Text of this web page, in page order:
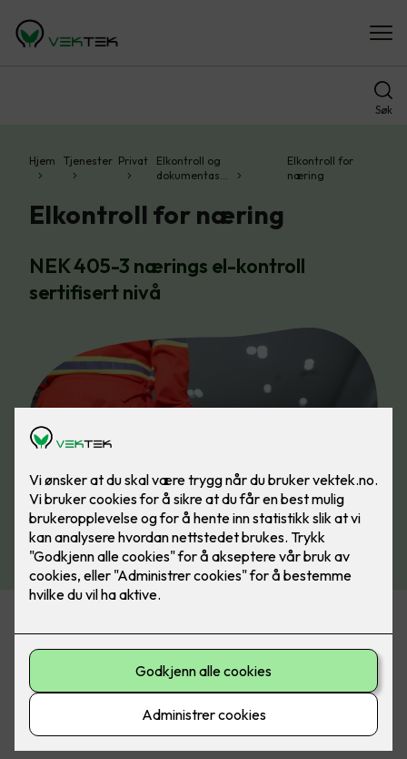
Søk
Hjem Tjenester Privat
Elkontroll og
dokumentas…
Elkontroll for
næring
Elkontroll for næring
NEK 405-3 nærings el-kontroll
sertifisert nivå
Økende krav om sertifiseringer
Det er et økende krav til å dokumentere kompetanse, og
stadig flere forsikringsselskaper, kommuner, og
bedriftseiere krever sertifiserte kontrollører iht. 405-3
næringskontroll og sertifisert el-kontrollforetak iht. 405-4.